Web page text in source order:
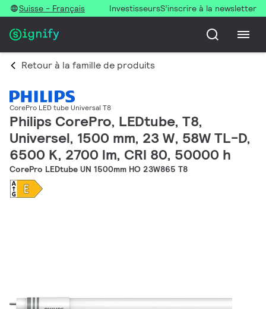
Suisse - Français InvestisseursS’inscrire à la newsletter
Retour à la famille de produits
CorePro LED tube Universal T8
Philips CorePro, LEDtube, T8,
Universel, 1500 mm, 23 W, 58W TL-D,
6500 K, 2700 lm, CRI 80, 50000 h
CorePro LEDtube UN 1500mm HO 23W865 T8